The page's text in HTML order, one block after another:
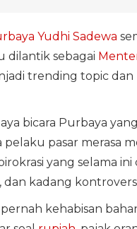
Yudhi Sadewa
dilantik sebagai
trending topic
bicara Purbaya
pasar merasa
yang selama
dan kadang
kehabisan